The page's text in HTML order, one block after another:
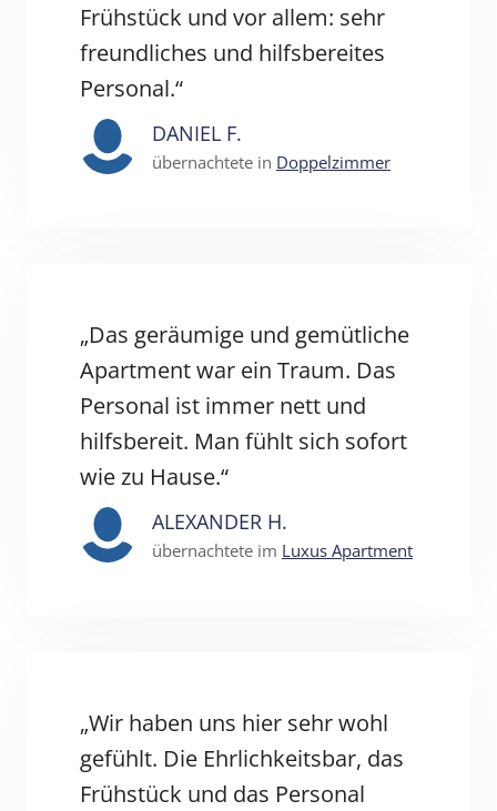
Frühstück und vor allem: sehr
freundliches und hilfsbereites
Personal.“
DANIEL F.
übernachtete in Doppelzimmer
„Das geräumige und gemütliche
Apartment war ein Traum. Das
Personal ist immer nett und
hilfsbereit. Man fühlt sich sofort
wie zu Hause.“
ALEXANDER H.
übernachtete im Luxus Apartment
„Wir haben uns hier sehr wohl
gefühlt. Die Ehrlichkeitsbar, das
Frühstück und das Personal